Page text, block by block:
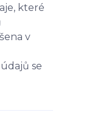
které
v
se